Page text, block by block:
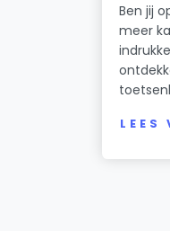
Ben jij
meer
LEES